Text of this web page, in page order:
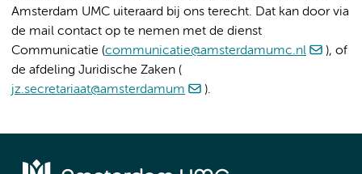
Amsterdam UMC uiteraard bij ons terecht. Dat kan door via
de mail contact op te nemen met de dienst
Communicatie (communicatie@amsterdamumc.nl
), of
de afdeling Juridische Zaken (
jz.secretariaat@amsterdamum
).